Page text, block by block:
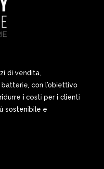
di vendita,
con l’obiettivo
i costi per i clienti
sostenibile e